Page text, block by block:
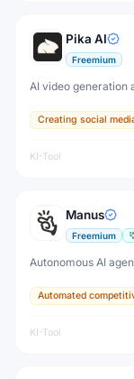
Pika AI
Freemium
AI video generation
Creating social
KI-Tool
Manus
Freemium
Autonomous AI
Automated
KI-Tool